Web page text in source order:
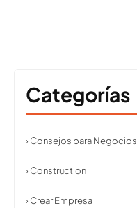
Categorías
› Consejos para Negocios
› Construction
› Crear Empresa